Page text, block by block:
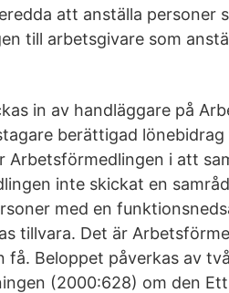
att anställa personer
till arbetsgivare som
in av handläggare på
berättigad
Arbetsförmedlingen i att
inte skickat en
med en
tillvara. Det är
få. Beloppet påverkas av
(2000:628) om den